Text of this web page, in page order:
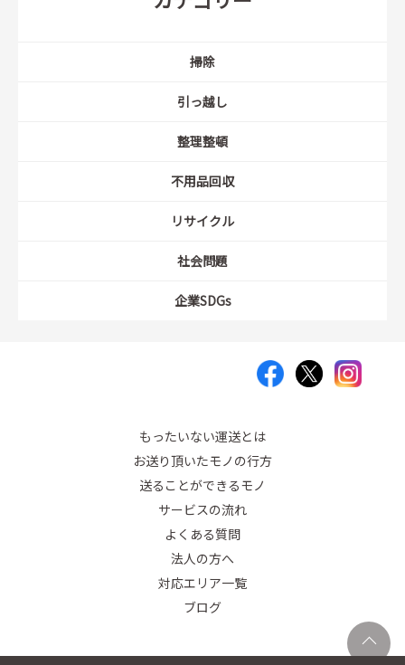
掃除
引っ越し
整理整頓
不用品回収
リサイクル
社会問題
企業SDGs
もったいない運送とは
お送り頂いたモノの行方
送ることができるモノ
サービスの流れ
よくある質問
法人の方へ
対応エリア一覧
ブログ